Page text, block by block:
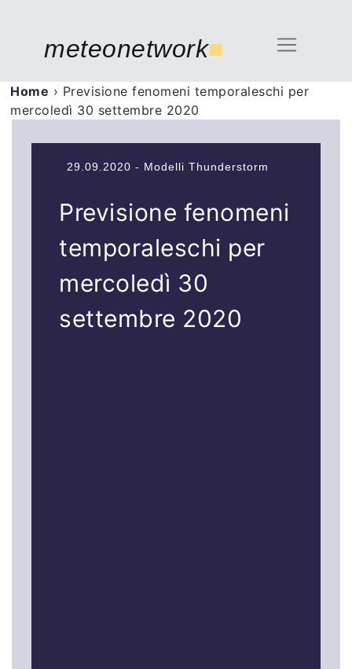
meteonetwork■
Home › Previsione fenomeni temporaleschi per
mercoledì 30 settembre 2020
29.09.2020 - Modelli Thunderstorm
Previsione fenomeni
temporaleschi per
mercoledì 30
settembre 2020